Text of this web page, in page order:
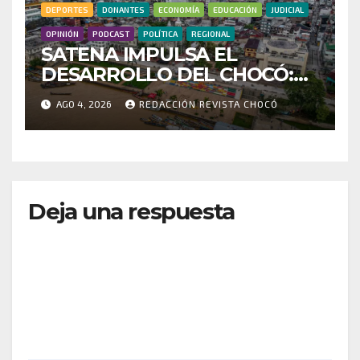
DEPORTES DONANTES ECONOMÍA EDUCACIÓN JUDICIAL
OPINIÓN PODCAST POLÍTICA REGIONAL
SATENA IMPULSA EL
DESARROLLO DEL CHOCÓ:
MÁS DE 35 MIL PASAJEROS
MOVILIZADOS Y NUEVAS
RUTAS FORTALECEN LA
AGO 4, 2026 REDACCIÓN REVISTA CHOCÓ
Deja una respuesta